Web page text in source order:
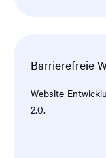
Barrierefreie
Website-
2.0.